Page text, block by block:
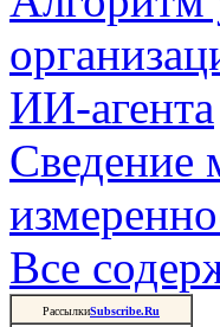
ИИ-агента
Сведение
Все
РассылкиSubscribe.Ru